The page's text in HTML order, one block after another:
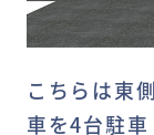
こちらは東
車を4台駐